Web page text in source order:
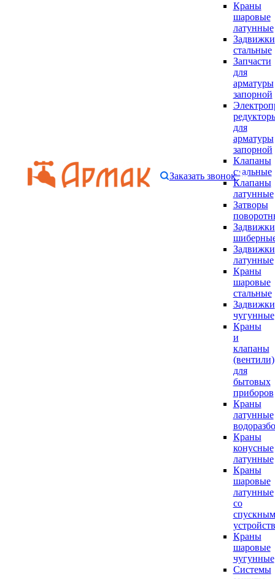
Краны
шаровые
латунные
Задвижки
стальные
Запчасти
для
арматуры
запорной
для
арматуры
запорной
Клапаны
стальные
Клапаны
латунные
Затворы
Задвижки
Задвижки
латунные
Краны
шаровые
стальные
Задвижки
чугунные
Краны
и
клапаны
(вентили)
для
бытовых
приборов
Краны
латунные
Краны
конусные
латунные
Краны
шаровые
латунные
со
спускным
Краны
шаровые
чугунные
Системы
Заказать звонок